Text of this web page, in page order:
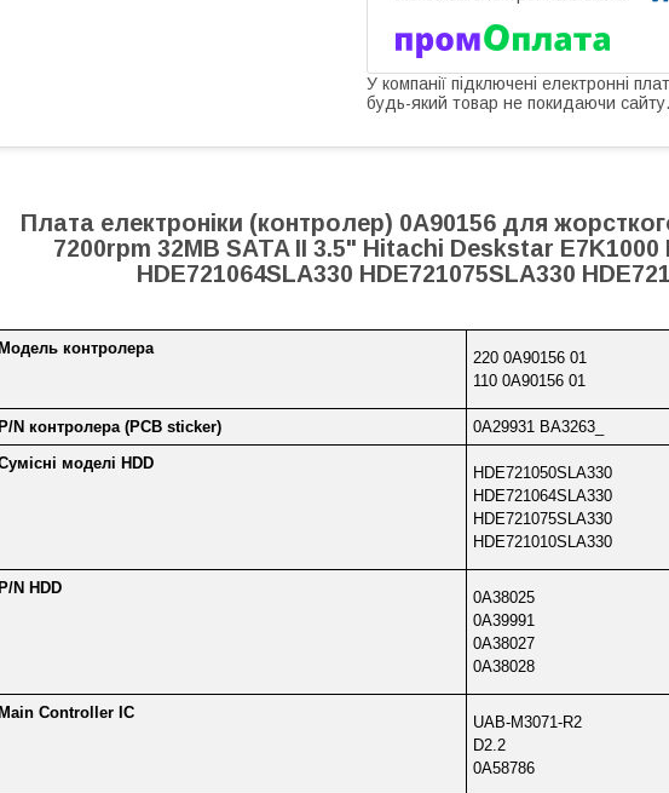
У компанії підключені електронні
будь-який товар не покидаючи сайту.
Плата електроніки (контролер) 0A90156 для
7200rpm 32MB SATA II 3.5" Hitachi Deskstar E7K1000
HDE721064SLA330 HDE721075SLA330
контролера
220 0A90156 01
110 0A90156 01
N контролера (PCB sticker)
0A29931 BA3263_
моделі HDD
HDE721050SLA330
HDE721064SLA330
HDE721075SLA330
HDE721010SLA330
N HDD
0A38025
0A39991
0A38027
0A38028
Controller IC
UAB-M3071-R2
D2.2
0A58786